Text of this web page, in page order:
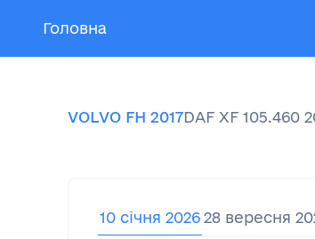
Головна
VOLVO FH 2017DAF XF 105.460
10 січня 2026 28 вересня